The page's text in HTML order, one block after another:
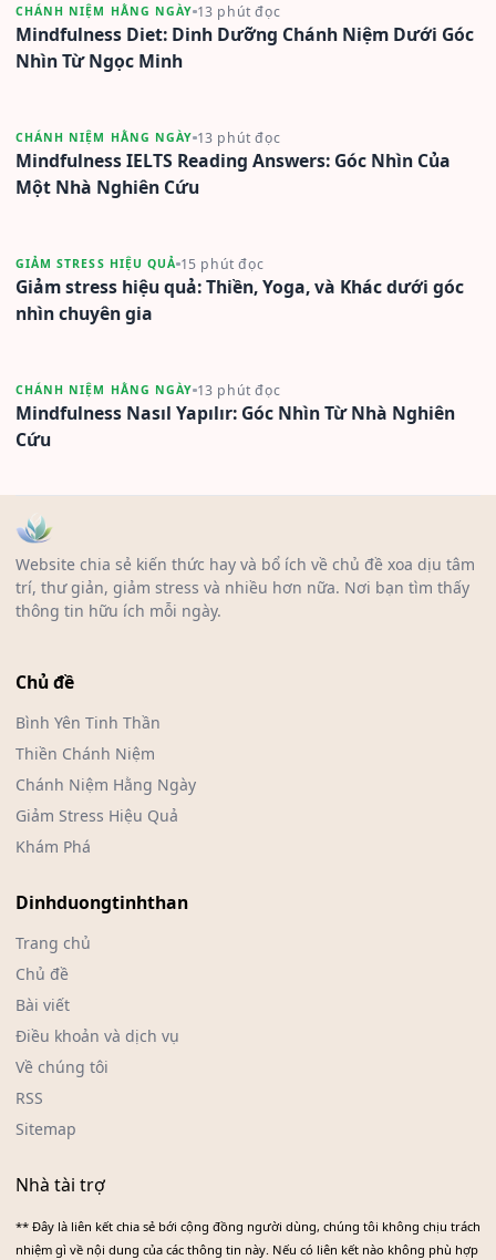
CHÁNH NIỆM HẰNG NGÀY 13 phút đọc
Mindfulness Diet: Dinh Dưỡng Chánh Niệm Dưới Góc
Nhìn Từ Ngọc Minh
CHÁNH NIỆM HẰNG NGÀY 13 phút đọc
Mindfulness IELTS Reading Answers: Góc Nhìn Của
Một Nhà Nghiên Cứu
GIẢM STRESS HIỆU QUẢ 15 phút đọc
Giảm stress hiệu quả: Thiền, Yoga, và Khác dưới góc
nhìn chuyên gia
CHÁNH NIỆM HẰNG NGÀY 13 phút đọc
Mindfulness Nasıl Yapılır: Góc Nhìn Từ Nhà Nghiên
Cứu
Website chia sẻ kiến thức hay và bổ ích về chủ đề xoa dịu tâm
trí, thư giản, giảm stress và nhiều hơn nữa. Nơi bạn tìm thấy
thông tin hữu ích mỗi ngày.
Chủ đề
Bình Yên Tinh Thần
Thiền Chánh Niệm
Chánh Niệm Hằng Ngày
Giảm Stress Hiệu Quả
Khám Phá
Dinhduongtinhthan
Trang chủ
Chủ đề
Bài viết
Điều khoản và dịch vụ
Về chúng tôi
RSS
Sitemap
Nhà tài trợ
** Đây là liên kết chia sẻ bới cộng đồng người dùng, chúng tôi không chịu trách
nhiệm gì về nội dung của các thông tin này. Nếu có liên kết nào không phù hợp